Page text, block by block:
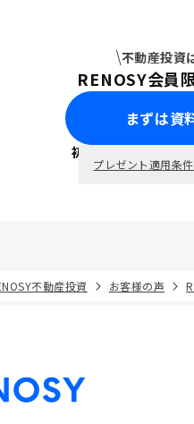
不動産投資
RENOSY会員
まずは資
初回面談で
プレゼント適用条
不動産投資 お客様の声